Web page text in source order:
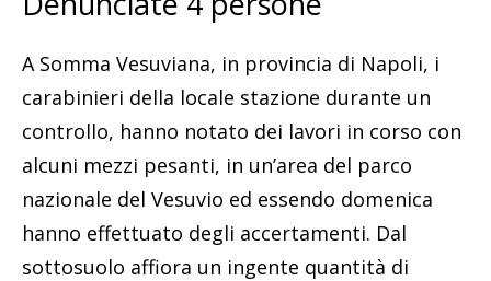
A Somma Vesuviana, in provincia di Napoli, i
carabinieri della locale stazione durante un
controllo, hanno notato dei lavori in corso con
alcuni mezzi pesanti, in un’area del parco
nazionale del Vesuvio ed essendo domenica
hanno effettuato degli accertamenti. Dal
sottosuolo affiora un ingente quantità di